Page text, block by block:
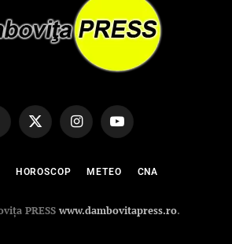
X
(Twitter)
InstagramYouTube
HOROSCOP METEO CNA
PRESSwww.dambovitapress.ro.